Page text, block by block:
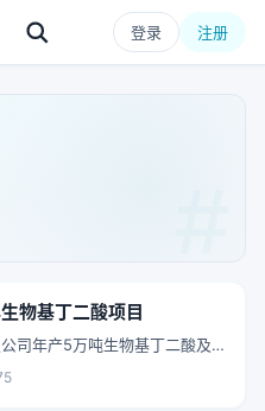
登录 注册
物基丁二酸项目
司年产5万吨生物基丁二酸及生
案。 建设地点：赤峰市--宁
84950.55万元,其中 自有资